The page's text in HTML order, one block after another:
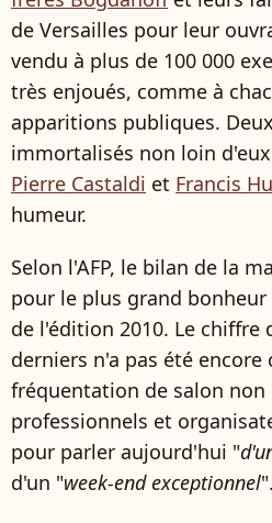
de Versailles pour leur
vendu à plus de 100 000
très enjoués, comme à
apparitions publiques.
immortalisés non loin
Pierre Castaldi et Francis
humeur.
Selon l'AFP, le bilan de la
pour le plus grand
de l'édition 2010. Le chiffre
derniers n'a pas été
fréquentation de salon non
professionnels et
pour parler aujourd'hui "
d'un "week-end exceptionnel".